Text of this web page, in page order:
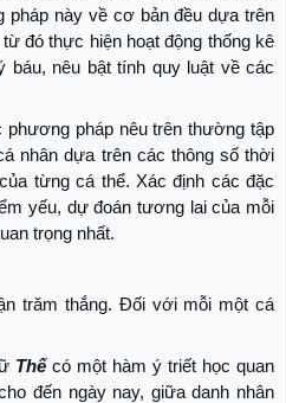
pháp này về cơ bản đều dựa trên
đó thực hiện hoạt động thống kê
báu, nêu bật tính quy luật về các
phương pháp nêu trên thường tập
nhân dựa trên các thông số thời
từng cá thể. Xác định các đặc
yếu, dự đoán tương lai của mỗi
trọng nhất.
trăm thắng. Đối với mỗi một cá
Thếcó một hàm ý triết học quan
đến ngày nay, giữa danh nhân